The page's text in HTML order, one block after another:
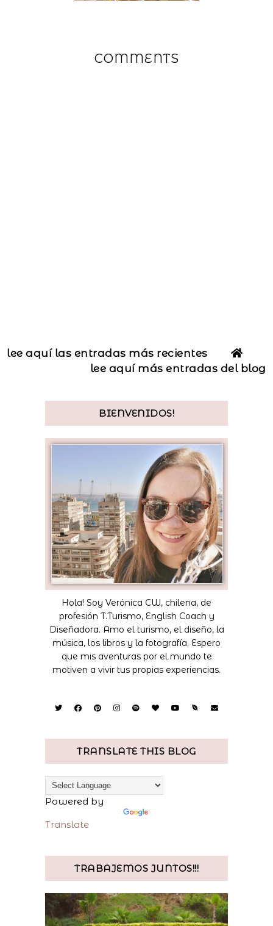
COMMENTS
lee aquí las entradas más recientes
lee aquí más entradas del blog
BIENVENIDOS!
Hola! Soy Verónica CW, chilena, de
profesión T.Turismo, English Coach y
Diseñadora. Amo el turismo, el diseño, la
música, los libros y la fotografía. Espero
que mis aventuras por el mundo te
motiven a vivir tus propias experiencias.
TRANSLATE THIS BLOG
Powered by
Translate
TRABAJEMOS JUNTOS!!!